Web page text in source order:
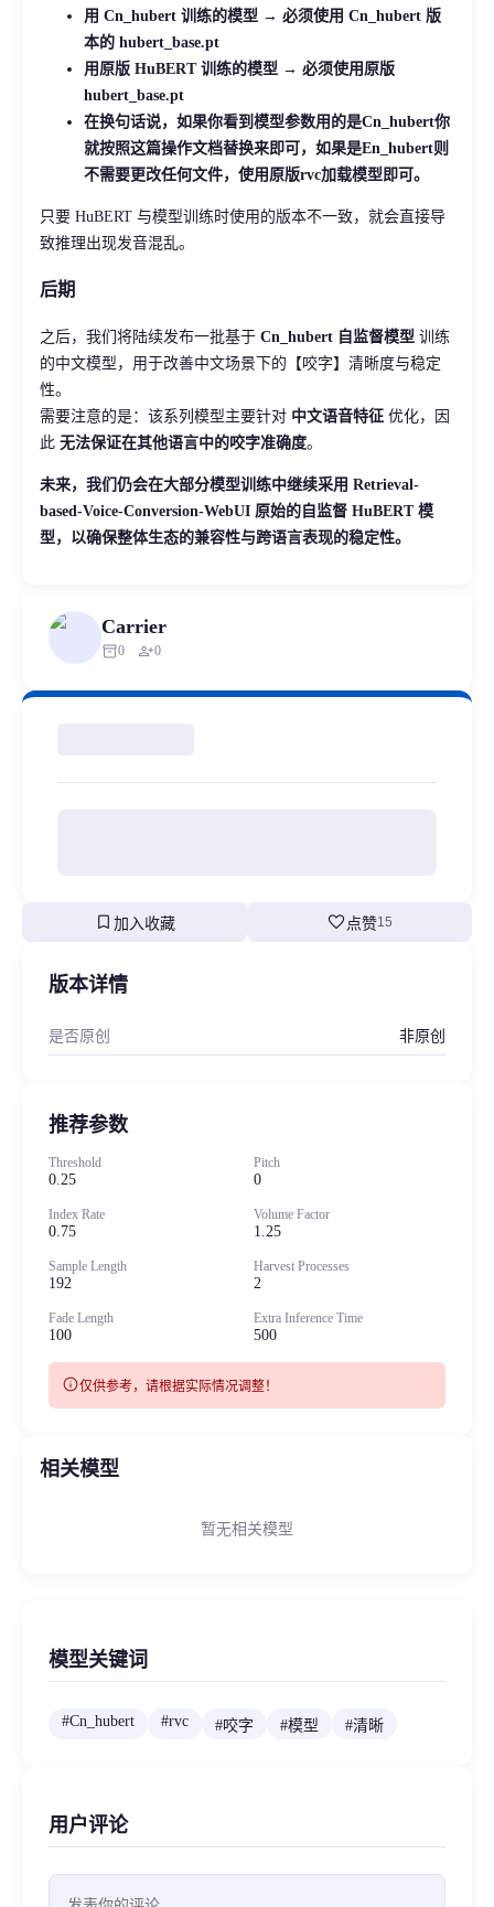
用 Cn_hubert 训练的模型 → 必须使用 Cn_hubert 版
本的 hubert_base.pt
用原版 HuBERT 训练的模型 → 必须使用原版
hubert_base.pt
在换句话说，如果你看到模型参数用的是Cn_hubert你
就按照这篇操作文档替换来即可，如果是En_hubert则
不需要更改任何文件，使用原版rvc加载模型即可。
只要 HuBERT 与模型训练时使用的版本不一致，就会直接导
致推理出现发音混乱。
后期
之后，我们将陆续发布一批基于 Cn_hubert 自监督模型 训练
的中文模型，用于改善中文场景下的【咬字】清晰度与稳定
性。
需要注意的是：该系列模型主要针对 中文语音特征 优化，因
此 无法保证在其他语言中的咬字准确度。
未来，我们仍会在大部分模型训练中继续采用 Retrieval-
based-Voice-Conversion-WebUI 原始的自监督 HuBERT 模
型，以确保整体生态的兼容性与跨语言表现的稳定性。
Carrier
inventory_20 person_add0
bookmark 加入收藏 favorite 点赞15
版本详情
是否原创 非原创
推荐参数
Threshold
0.25
Pitch
0
Index Rate
0.75
Volume Factor
1.25
Sample Length
192
Harvest Processes
2
Fade Length
100
Extra Inference Time
500
info仅供参考，请根据实际情况调整！
相关模型
暂无相关模型
模型关键词
#Cn_hubert #rvc #咬字 #模型 #清晰
用户评论